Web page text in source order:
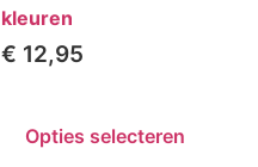
kleuren
€ 12,95
Opties selecteren